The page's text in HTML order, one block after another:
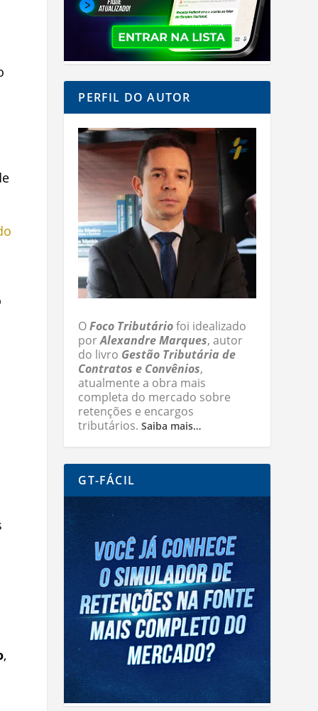
,
PERFIL DO AUTOR
OFoco Tributáriofoi idealizado
porAlexandre Marques, autor
do livro Gestão Tributária de
Contratos e Convênios,
atualmente a obra mais
completa do mercado sobre
retenções e encargos
tributários.Saiba mais…
GT-FÁCIL